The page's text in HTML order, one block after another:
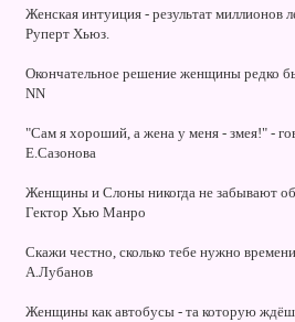
Женская интуиция - результат миллионов
Руперт Хьюз.
Окончательное решение женщины редко
NN
"Сам я хороший, а жена у меня - змея!" -
Е.Сазонова
Женщины и Слоны никогда не забывают
Гектор Хью Манро
Скажи честно, сколько тебе нужно
А.Лубанов
Женщины как автобусы - та которую